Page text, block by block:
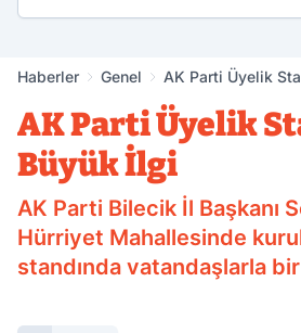
Haberler Genel AK Parti Üyelik
AK Parti Üyelik
Büyük İlgi
AK Parti Bilecik İl Başkanı
Hürriyet Mahallesinde
standında vatandaşlarla